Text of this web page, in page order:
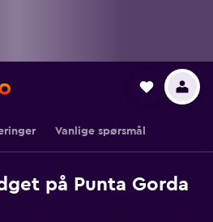
Vanlige spørsmål
på Punta Gorda